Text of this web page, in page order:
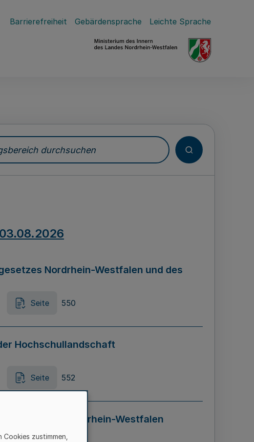
Barrierefreiheit Gebärdensprache Leichte Sprache
durchsuchen
Nordrhein-Westfalen und des
Seite 550
Hochschullandschaft
Seite 552
in Nordrhein-Westfalen
– LADG NRW)
zustimmen,